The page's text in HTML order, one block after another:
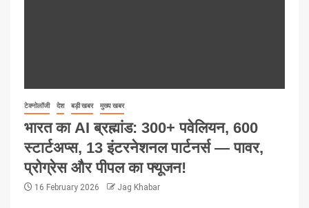
टेक्नोलॉजी देश बड़ी खबर मुख्य खबर
भारत का AI ब्रह्मांड: 300+ पवेलियन, 600
स्टार्टअप्स, 13 इंटरनेशनल पार्टनर्स — पावर,
प्रोग्रेस और पीपल का फ्यूजन!
16 February 2026 Jag Khabar